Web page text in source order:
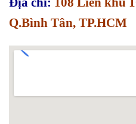
Q.Bình Tân, TP.HCM